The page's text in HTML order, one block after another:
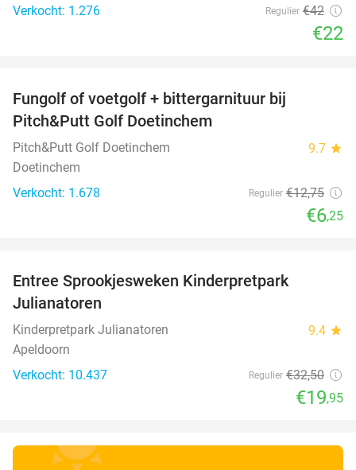
Verkocht: 1.276
Regulier €42
€22
Fungolf of voetgolf + bittergarnituur bij
Pitch&Putt Golf Doetinchem
Pitch&Putt Golf Doetinchem 9.7 star
Doetinchem
Verkocht: 1.678
Regulier €12,75
€6,25
Entree Sprookjesweken Kinderpretpark
Julianatoren
Kinderpretpark Julianatoren 9.4 star
Apeldoorn
Verkocht: 10.437
Regulier €32,50
€19,95